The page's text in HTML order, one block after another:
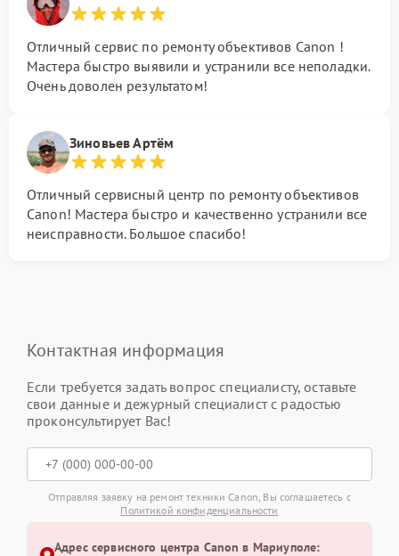
Отличный сервис по ремонту объективов Canon !
Мастера быстро выявили и устранили все неполадки.
Очень доволен результатом!
Зиновьев Артём
Отличный сервисный центр по ремонту объективов
Canon! Мастера быстро и качественно устранили все
неисправности. Большое спасибо!
Контактная информация
Если требуется задать вопрос специалисту, оставьте
свои данные и дежурный специалист с радостью
проконсультирует Вас!
Отправляя заявку на ремонт техники Canon, Вы соглашаетесь с
Политикой конфиденциальности
Адрес сервисного центра Canon в Мариуполе: